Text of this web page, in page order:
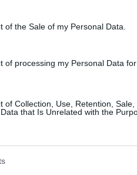
of the Sale of my Personal Data.
of processing my Personal Data
of Collection, Use, Retention,
that Is Unrelated with the